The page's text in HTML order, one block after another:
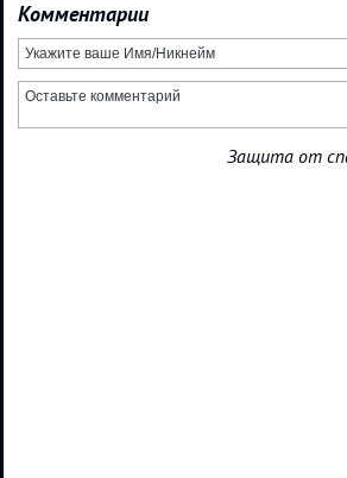
Комментарии
Защита от